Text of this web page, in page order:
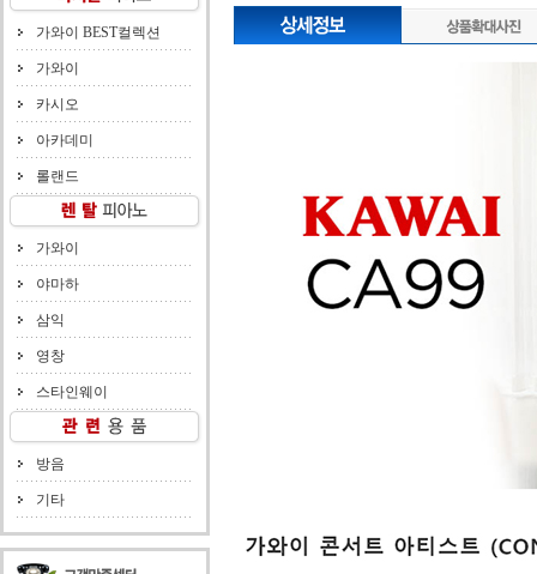
가와이 BEST컬렉션
가와이
카시오
아카데미
롤랜드
가와이
야마하
삼익
영창
스타인웨이
방음
기타